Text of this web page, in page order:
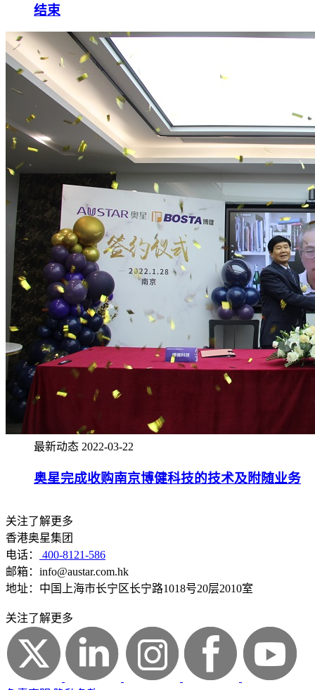
结束
最新动态 2022-03-22
奥星完成收购南京博健科技的技术及附随业务
关注了解更多
香港奥星集团
电话：
400-8121-586
邮箱：info@austar.com.hk
地址：中国上海市长宁区长宁路1018号20层2010室
关注了解更多